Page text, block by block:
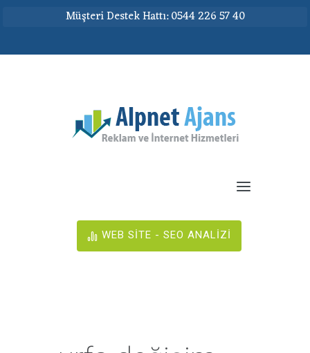
Müşteri Destek Hattı: 0544 226 57 40
WEB SİTE - SEO ANALİZİ